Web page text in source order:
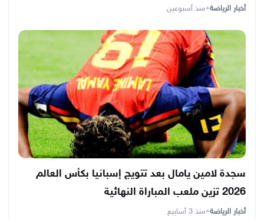
أخبار الرياضة•منذ أسبوعين
سجدة لامين يامال بعد تتويج إسبانيا بكأس العالم
2026 تزين ملعب المباراة النهائية
أخبار الرياضة•منذ 3 أسابيع